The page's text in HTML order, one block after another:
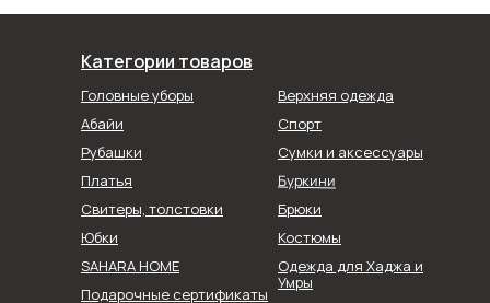
Категории товаров
Головные уборы
Абайи
Рубашки
Спорт
Верхняя одежда
Сумки и аксессуары
Юбки
Брюки
SAHARA HOME
Платья
Свитеры, толстовки
Буркини
Костюмы
Подарочные сертификаты
Одежда для Хаджа и
Умры